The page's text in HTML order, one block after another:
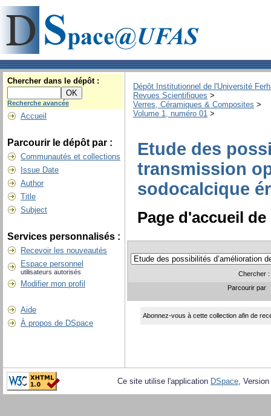
Chercher dans le dépôt :
Recherche avancée
Accueil
Parcourir le dépôt par :
Communautés et collections
Issue Date
Author
Title
Subject
Services personnalisés :
Recevoir les nouveautés
Espace personnel
utilisateurs autorisés
Modifier mon profil
Aide
À propos de DSpace
Dépôt Institutionnel de l'Université
Revues Scientifiques >
Verres, Céramiques & Composites >
Volume 1, numéro 01 >
Etude des
transmission
sodocalcique
Page d'accueil
Chercher :
Parcourir par
Abonnez-vous à cette collection afin de
Ce site utilise l'application DSpace,